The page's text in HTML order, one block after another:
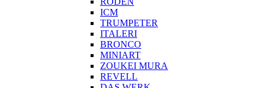
ICM
TRUMPETER
ITALERI
BRONCO
MINIART
ZOUKEI MURA
REVELL